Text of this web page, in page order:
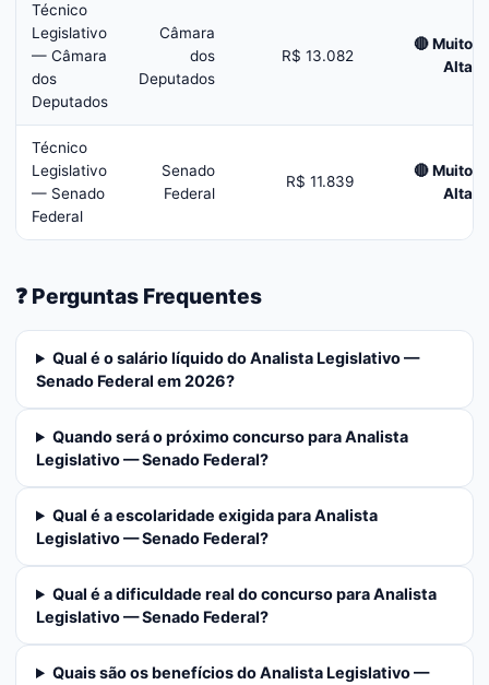
Técnico
Legislativo
— Câmara
dos
Deputados
Câmara
dos
Deputados
R$ 13.082
🔴 Muito
Alta
Técnico
Legislativo
— Senado
Federal
Senado
Federal
R$ 11.839
🔴 Muito
Alta
❓ Perguntas Frequentes
Qual é o salário líquido do Analista Legislativo —
Senado Federal em 2026?
Quando será o próximo concurso para Analista
Legislativo — Senado Federal?
Qual é a escolaridade exigida para Analista
Legislativo — Senado Federal?
Qual é a dificuldade real do concurso para Analista
Legislativo — Senado Federal?
Quais são os benefícios do Analista Legislativo —